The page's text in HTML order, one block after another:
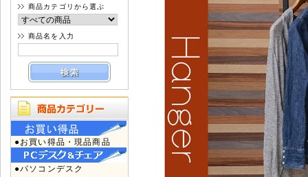
商品カテゴリから選ぶ
商品名を入力
●お買い得品・現品商品
●パソコンデスク